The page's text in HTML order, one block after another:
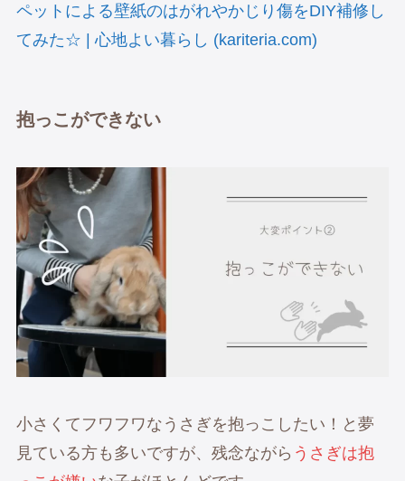
ペットによる壁紙のはがれやかじり傷をDIY補修し
てみた☆ | 心地よい暮らし (kariteria.com)
抱っこができない
小さくてフワフワなうさぎを抱っこしたい！と夢
見ている方も多いですが、残念ながら うさぎは抱